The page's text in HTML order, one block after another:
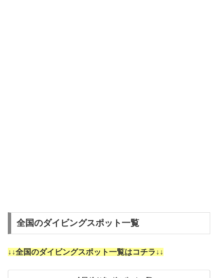
全国のダイビングスポット一覧
↓↓全国のダイビングスポット一覧はコチラ↓↓